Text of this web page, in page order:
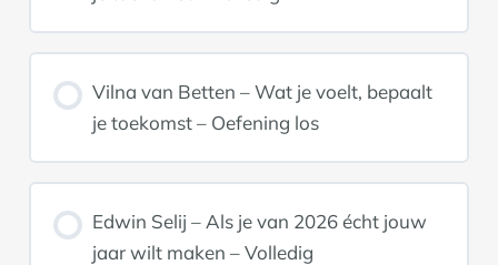
Vilna van Betten – Wat je voelt, bepaalt
je toekomst – Oefening los
Edwin Selij – Als je van 2026 écht jouw
jaar wilt maken – Volledig